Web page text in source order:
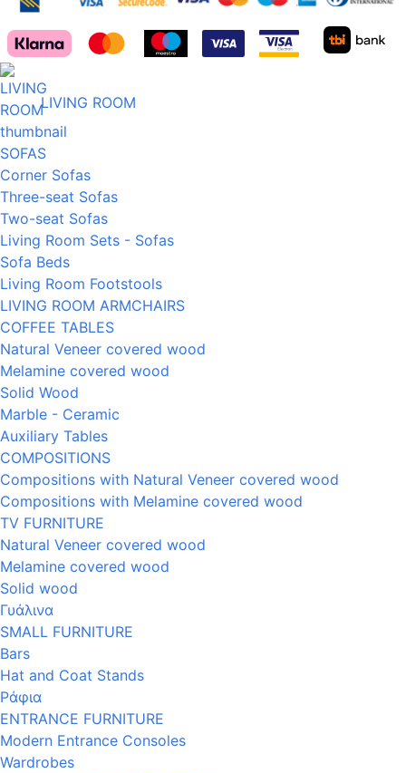
LIVING ROOM
SOFAS
Corner Sofas
Three-seat Sofas
Two-seat Sofas
Living Room Sets - Sofas
Sofa Beds
Living Room Footstools
LIVING ROOM ARMCHAIRS
COFFEE TABLES
Natural Veneer covered wood
Melamine covered wood
Solid Wood
Marble - Ceramic
Auxiliary Tables
COMPOSITIONS
Compositions with Natural Veneer covered wood
Compositions with Melamine covered wood
TV FURNITURE
Natural Veneer covered wood
Melamine covered wood
Solid wood
Γυάλινα
SMALL FURNITURE
Bars
Hat and Coat Stands
Ράφια
ENTRANCE FURNITURE
Modern Entrance Consoles
Wardrobes